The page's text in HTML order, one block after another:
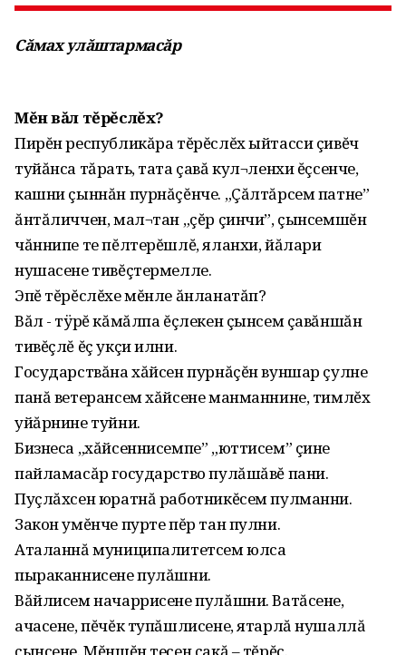
Сăмах улăштармасăр
Мĕн вăл тĕрĕслĕх?
Пирĕн республикăра тĕрĕслĕх ыйтасси çивĕч
туйăнса тăрать, тата çавă кул¬ленхи ĕçсенче,
кашни çыннăн пурнăçĕнче. „Çăлтăрсем патне”
ăнтăличчен, мал¬тан „çĕр çинчи”, çынсемшĕн
чăннипе те пĕлтерĕшлĕ, яланхи, йăлари
нушасене тивĕçтермелле.
Эпĕ тĕрĕслĕхе мĕнле ăнланатăп?
Вăл - тÿрĕ кăмăлпа ĕçлекен çынсем çавăншăн
тивĕçлĕ ĕç укçи илни.
Государствăна хăйсен пурнăçĕн вуншар çулне
панă ветерансем хăйсене манманнине, тимлĕх
уйăрнине туйни.
Бизнеса „хăйсеннисемпе” „юттисем” çине
пайламасăр государство пулăшăвĕ пани.
Пуçлăхсен юратнă работникĕсем пулманни.
Закон умĕнче пурте пĕр тан пулни.
Аталаннă муниципалитетсем юлса
пыраканнисене пулăшни.
Вăйлисем начаррисене пулăшни. Ватăсене,
ачасене, пĕчĕк тупăшлисене, ятарлă нушаллă